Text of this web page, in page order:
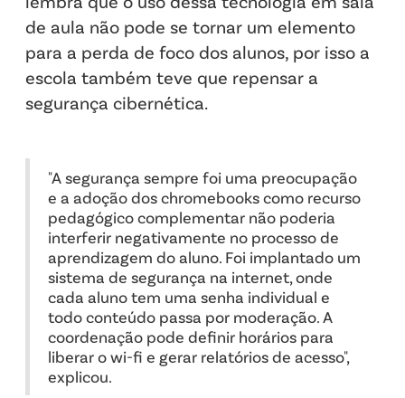
de aula não pode se tornar um elemento
para a perda de foco dos alunos, por isso a
escola também teve que repensar a
segurança cibernética.
"A segurança sempre foi uma preocupação
e a adoção dos chromebooks como recurso
pedagógico complementar não poderia
interferir negativamente no processo de
aprendizagem do aluno. Foi implantado um
sistema de segurança na internet, onde
cada aluno tem uma senha individual e
todo conteúdo passa por moderação. A
coordenação pode definir horários para
liberar o wi-fi e gerar relatórios de acesso",
explicou.